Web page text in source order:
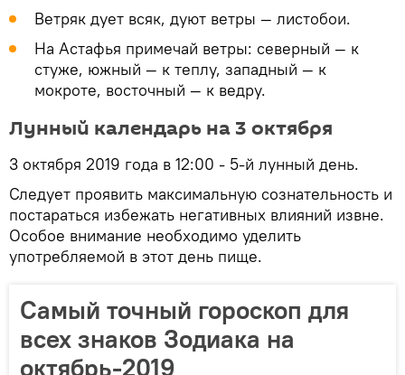
Ветряк дует всяк, дуют ветры — листобои.
На Астафья примечай ветры: северный — к
стуже, южный — к теплу, западный — к
мокроте, восточный — к ведру.
Лунный календарь на 3 октября
3 октября 2019 года в 12:00 - 5-й лунный день.
Следует проявить максимальную сознательность и
постараться избежать негативных влияний извне.
Особое внимание необходимо уделить
употребляемой в этот день пище.
Самый точный гороскоп для
всех знаков Зодиака на
октябрь-2019